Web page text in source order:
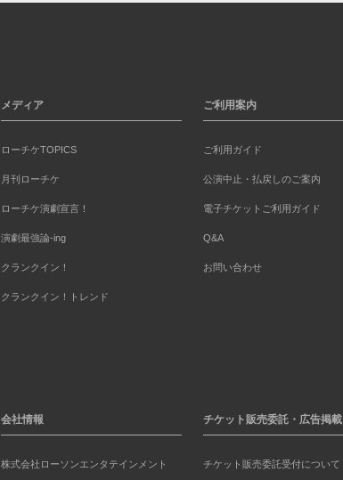
メディア
ローチケTOPICS
月刊ローチケ
ローチケ演劇宣言！
演劇最強論-ing
クランクイン！
クランクイン！トレンド
ご利用案内
ご利用ガイド
公演中止・払戻しのご案内
電子チケットご利用ガイド
Q&A
お問い合わせ
会社情報
株式会社ローソンエンタテインメント
チケット販売委託・広告掲載
チケット販売委託受付について